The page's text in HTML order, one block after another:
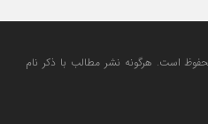
است. هرگونه نشر مطالب با ذكر نام